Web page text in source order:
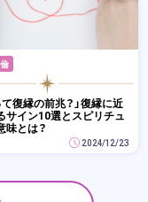
て復縁の前兆？」復縁に近
サイン10選とスピリチュ
味とは？
2024/12/23